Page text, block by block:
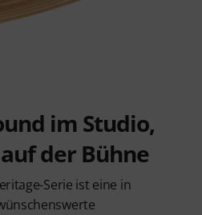
im Studio,
der Bühne
Serie ist eine in